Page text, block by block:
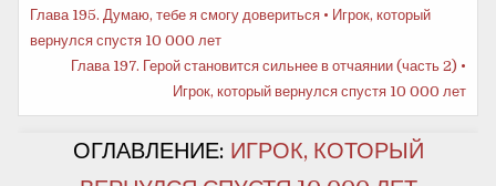
Еще
почитать
Глава 195. Думаю, тебе я смогу довериться • Игрок, который
вернулся спустя 10 000 лет
Глава 197. Герой становится сильнее в отчаянии (часть 2) •
Игрок, который вернулся спустя 10 000 лет
ОГЛАВЛЕНИЕ: ИГРОК, КОТОРЫЙ